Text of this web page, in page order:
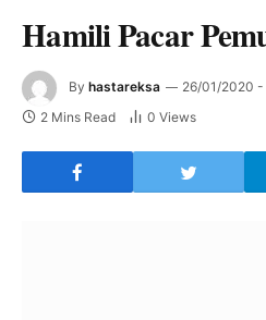
Hamili Pacar
By hastareksa 26/01/2020 -
2 Mins Read 0 Views